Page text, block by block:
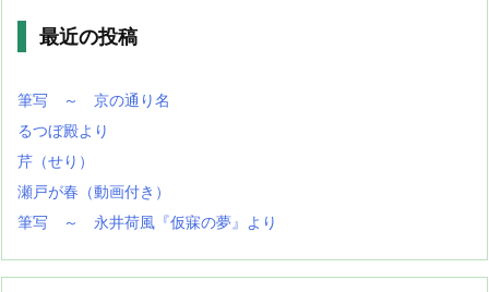
最近の投稿
筆写 ～ 京の通り名
るつぼ殿より
芹（せり）
瀬戸が春（動画付き）
筆写 ～ 永井荷風『仮寐の夢』より